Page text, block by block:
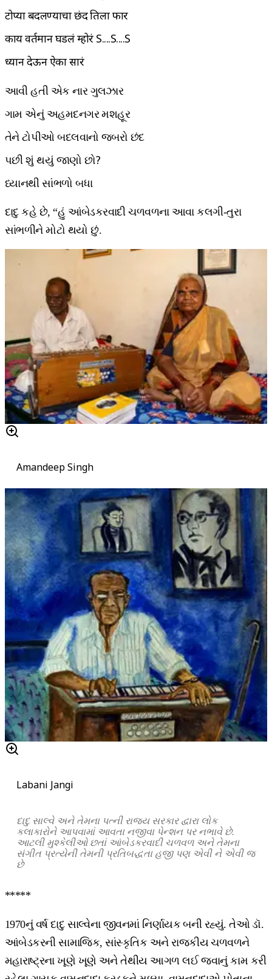
टोप्या बदलण्याचा छंद तिला फार
काय वर्तमान घडलं म्होरं S....S....S
ध्यान देऊन ऐका सारं
આવી હતી એક નાર ગુલઝાર
ગામ એનું અહમદનગર મશહૂર
તેને ટોપીઓ બદલવાનો જબરો છંદ
પછી શું થયું જાણો છો?
ધ્યાનથી સાંભળો બધા
દાદુ કહે છે, “હું આંબેડકરવાદી ચળવળના આવા કલગી-તુરા
સાંભળીને મોટો થયો છું.
Amandeep Singh
Labani Jangi
દાદુ સાલ્વે અને તેમના પત્ની રાજ્ય સરકાર દ્વારા લોક
કલાકારોને આપવામાં આવતા નજીવા પેન્શન પર નભાવે છે.
આટલી મુશ્કેલીઓ છતાં આંબેડકરવાદી ચળવળ અને તેમના
સંગીત પ્રત્યેની તેમની પ્રતિબદ્ધતા હજી પણ એવી ને એવી જ
છે
*****
1970નું વર્ષ દાદુ સાલ્વેના જીવનમાં નિર્ણાયક બની રહ્યું. તેઓ ડૉ.
આંબેડકરની સામાજિક, સાંસ્કૃતિક અને રાજકીય ચળવળને
મહારાષ્ટ્રના ખૂણે ખૂણે અને તેથીય આગળ લઈ જવાનું કામ કરી